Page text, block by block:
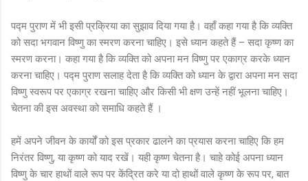
पद्म पुराण में भी इसी प्रक्रिया का सुझाव दिया गया है। वहाँ कहा गया है कि व्यक्ति
को सदा भगवान विष्णु का स्मरण करना चाहिए। इसे ध्यान कहते हैं – सदा कृष्ण का
स्मरण करना। कहा गया है कि व्यक्ति को अपना मन विष्णु पर एकाग्र करके ध्यान
करना चाहिए। पद्म पुराण सलाह देता है कि व्यक्ति को ध्यान के द्वारा अपना मन सदा
विष्णु स्वरूप पर एकाग्र रखना चाहिए और किसी भी क्षण उन्हें नहीं भूलना चाहिए।
चेतना की इस अवस्था को समाधि कहते हैं ।
हमें अपने जीवन के कार्यों को इस प्रकार ढालने का प्रयास करना चाहिए कि हम
निरंतर विष्णु, या कृष्ण को याद रखें। यही कृष्ण चेतना है। चाहे कोई अपना ध्यान
विष्णु के चार हाथों वाले रूप पर केंद्रित करे या दो हाथों वाले कृष्ण के रूप पर, बात